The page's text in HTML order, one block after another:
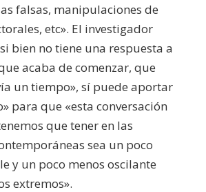
falsas, manipulaciones de
etc». El investigador
bien no tiene una respuesta a
acaba de comenzar, que
un tiempo», sí puede aportar
para que «esta conversación
que tener en las
sea un poco
y un poco menos oscilante
extremos».